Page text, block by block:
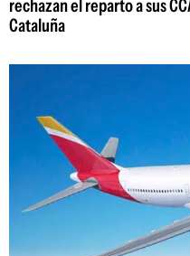
rechazan el reparto a sus
Cataluña